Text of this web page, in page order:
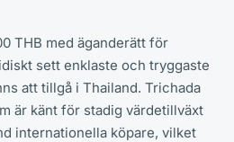
THB med äganderätt för
sett enklaste och tryggaste
att tillgå i Thailand. Trichada
är känt för stadig värdetillväxt
internationella köpare, vilket